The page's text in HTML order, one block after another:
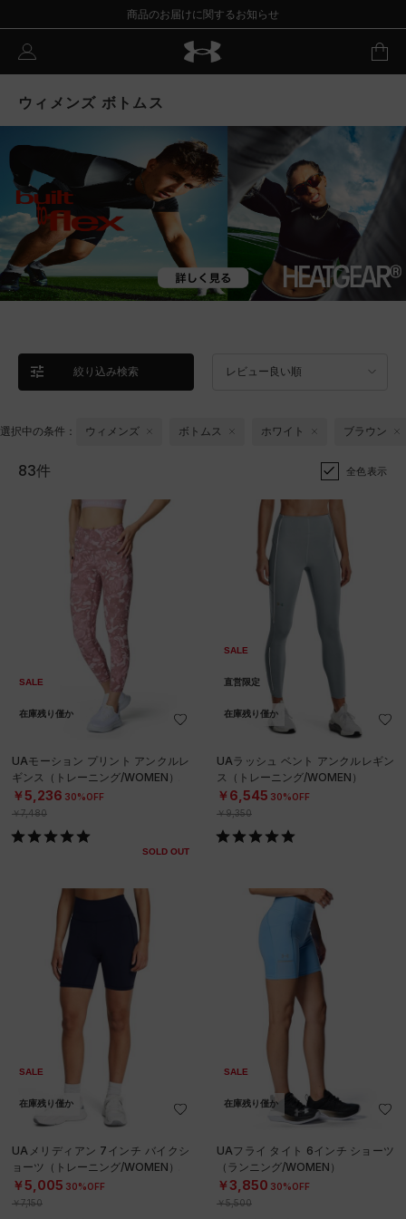
商品のお届けに関するお知らせ
ウィメンズ ボトムス
絞り込み検索 レビュー良い順
選択中の条件： ウィメンズ ボトムス ホワイト ブラウン
83件 全色表示
SALE
在庫残り僅か
UAモーション プリント アンクルレ
ギンス（トレーニング/WOMEN）
￥5,236 30%OFF
￥7,480
SOLD OUT
SALE
直営限定
在庫残り僅か
UAラッシュ ベント アンクルレギン
ス（トレーニング/WOMEN）
￥6,545 30%OFF
￥9,350
SALE
在庫残り僅か
UAメリディアン 7インチ バイクシ
ョーツ（トレーニング/WOMEN）
￥5,005 30%OFF
￥7,150
SALE
在庫残り僅か
UAフライ タイト 6インチ ショーツ
（ランニング/WOMEN）
￥3,850 30%OFF
￥5,500